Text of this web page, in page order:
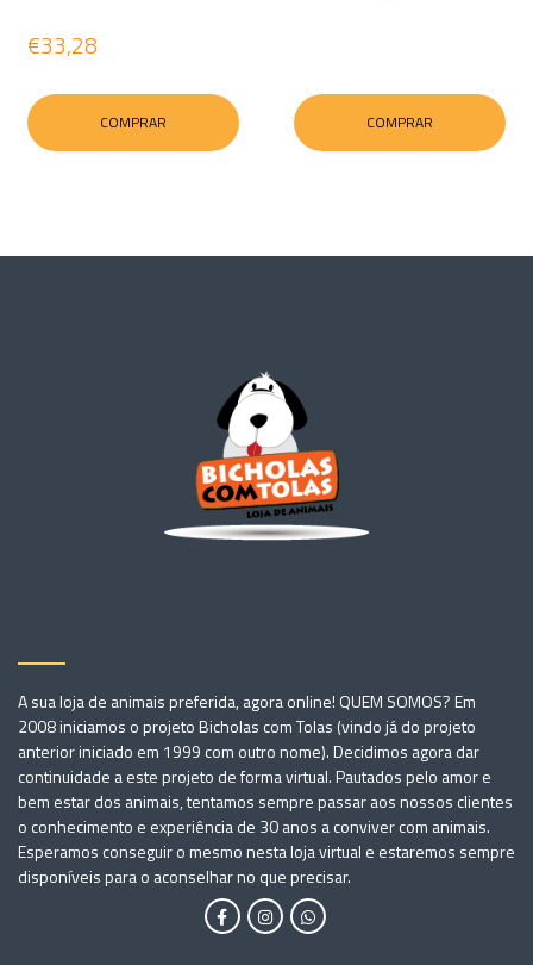
€33,28
COMPRAR COMPRAR
A sua loja de animais preferida, agora online! QUEM SOMOS? Em
2008 iniciamos o projeto Bicholas com Tolas (vindo já do projeto
anterior iniciado em 1999 com outro nome). Decidimos agora dar
continuidade a este projeto de forma virtual. Pautados pelo amor e
bem estar dos animais, tentamos sempre passar aos nossos clientes
o conhecimento e experiência de 30 anos a conviver com animais.
Esperamos conseguir o mesmo nesta loja virtual e estaremos sempre
disponíveis para o aconselhar no que precisar.